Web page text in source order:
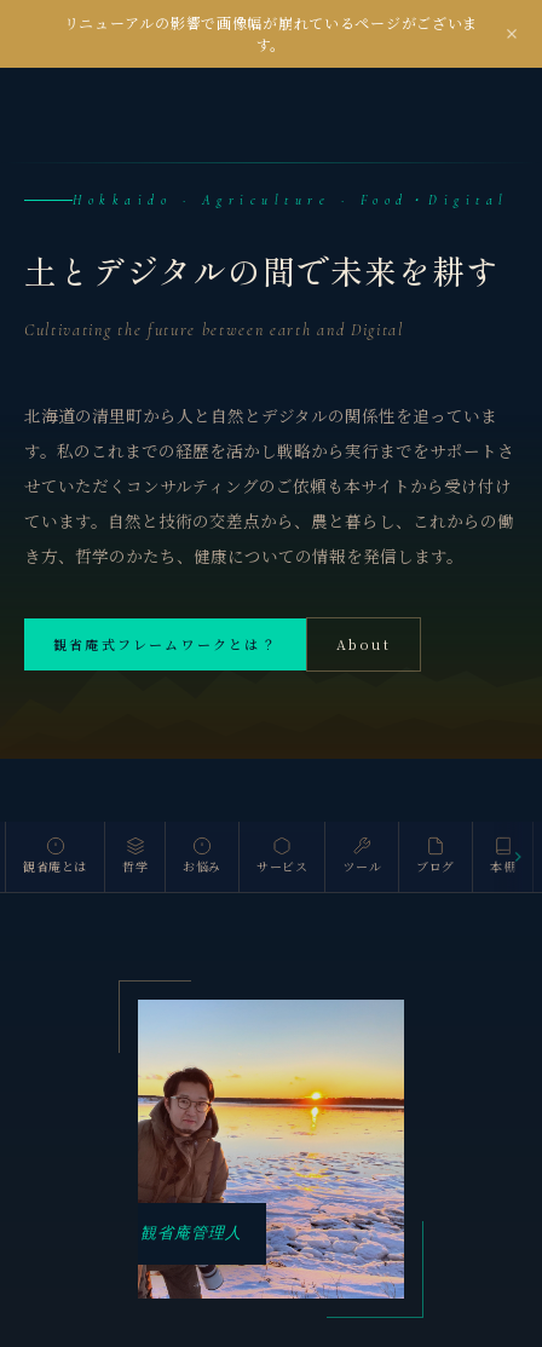
リニューアルの影響で画像幅が崩れているページがございま
す。
kanseian
斜里岳 1,547m
Hokkaido · Agriculture · Food・Digital
土とデジタルの間で未来を耕す
Cultivating the future between earth and Digital
北海道の清里町から人と自然とデジタルの関係性を追っていま
す。私のこれまでの経歴を活かし戦略から実行までをサポートさ
せていただくコンサルティングのご依頼も本サイトから受け付け
ています。自然と技術の交差点から、農と暮らし、これからの働
き方、哲学のかたち、健康についての情報を発信します。
観省庵式フレームワークとは？ About
観省庵とは 哲学 お悩み サービス ツール ブログ 本棚
観省庵管理人